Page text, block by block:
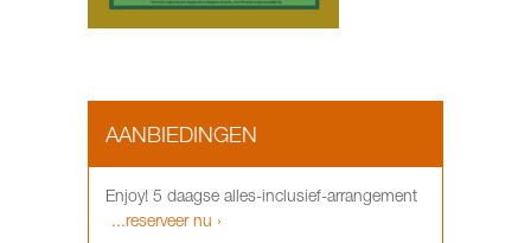
AANBIEDINGEN
Enjoy! 5 daagse alles-inclusief-arrangement
...reserveer nu ›